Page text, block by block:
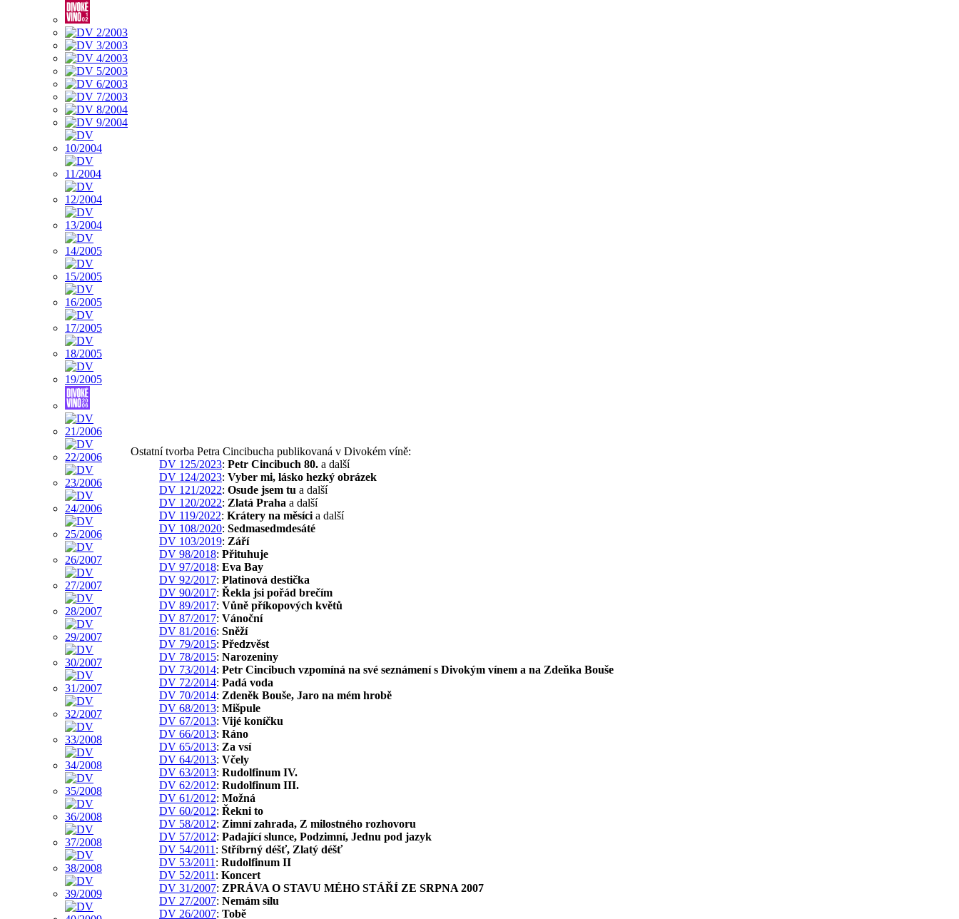
Ostatní tvorba Petra Cincibucha publikovaná v Divokém víně:
DV 125/2023: Petr Cincibuch 80. a další
DV 124/2023: Vyber mi, lásko hezký obrázek
DV 121/2022: Osude jsem tu a další
DV 120/2022: Zlatá Praha a další
DV 119/2022: Krátery na měsíci a další
DV 108/2020: Sedmasedmdesáté
DV 103/2019: Září
DV 98/2018: Přituhuje
DV 97/2018: Eva Bay
DV 92/2017: Platinová destička
DV 90/2017: Řekla jsi pořád brečím
DV 89/2017: Vůně příkopových květů
DV 87/2017: Vánoční
DV 81/2016: Sněží
DV 79/2015: Předzvěst
DV 78/2015: Narozeniny
DV 73/2014: Petr Cincibuch vzpomíná na své seznámení s Divokým vínem a na Zdeňka Bouše
DV 72/2014: Padá voda
DV 70/2014: Zdeněk Bouše, Jaro na mém hrobě
DV 68/2013: Mišpule
DV 67/2013: Vijé koníčku
DV 66/2013: Ráno
DV 65/2013: Za vsí
DV 64/2013: Včely
DV 63/2013: Rudolfinum IV.
DV 62/2012: Rudolfinum III.
DV 61/2012: Možná
DV 60/2012: Řekni to
DV 58/2012: Zimní zahrada, Z milostného rozhovoru
DV 57/2012: Padající slunce, Podzimní, Jednu pod jazyk
DV 54/2011 : Stříbrný déšť, Zlatý déšť
DV 53/2011 : Rudolfinum II
DV 52/2011 : Koncert
DV 31/2007: ZPRÁVA O STAVU MÉHO STÁŘÍ ZE SRPNA 2007
DV 27/2007: Nemám sílu
DV 26/2007: Tobě